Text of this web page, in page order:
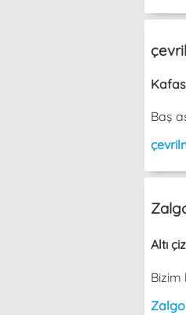
Baş
Altı
Bizim